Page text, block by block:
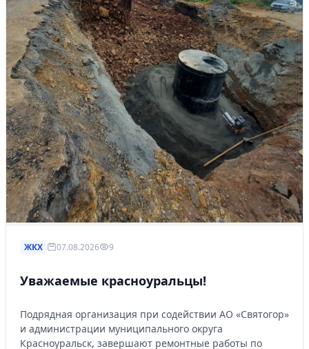
ЖКХ 07.08.2026 9
Уважаемые красноуральцы!
Подрядная организация при содействии АО «Святогор»
и администрации муниципального округа
Красноуральск, завершают ремонтные работы по